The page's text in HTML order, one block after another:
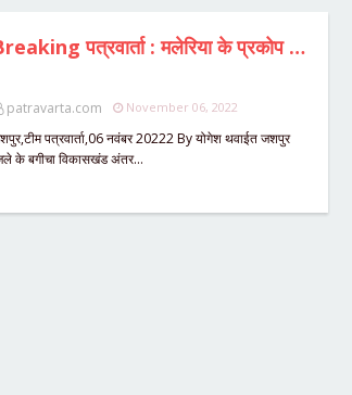
Breaking पत्रवार्ता : मलेरिया के प्रकोप के बाद अलर्ट मोड में प्रशासन,पहाड़ी कोरवा बस्ती में कैम्प लगाकर शुरु की गई जांच,एक ही परिवार के तीन लोग थे मलेरिया से संक्रमित,स्वास्थ्य अमला कर रहा निगरानी
patravarta.com November 06, 2022
पत्रवार्ता,06 नवंबर 20222 By योगेश थवाईत जशपुर
के बगीचा विकासखंड अंतर…